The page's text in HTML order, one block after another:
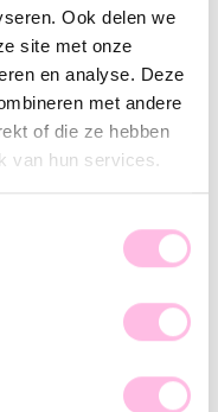
Ook delen we
site met onze
en analyse. Deze
met andere
of die ze hebben
van hun services.
SKU
en wij kunnen niet
de grove kralen &
bij elk outfit. Draag